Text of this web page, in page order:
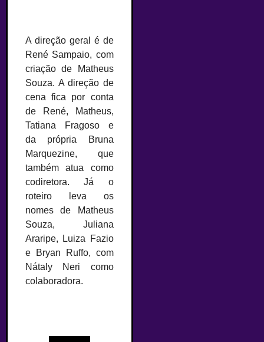
A direção geral é de
René Sampaio, com
criação de Matheus
Souza. A direção de
cena fica por conta
de René, Matheus,
Tatiana Fragoso e
da própria Bruna
Marquezine, que
também atua como
codiretora. Já o
roteiro leva os
nomes de Matheus
Souza, Juliana
Araripe, Luiza Fazio
e Bryan Ruffo, com
Nátaly Neri como
colaboradora.